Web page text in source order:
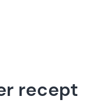
recept